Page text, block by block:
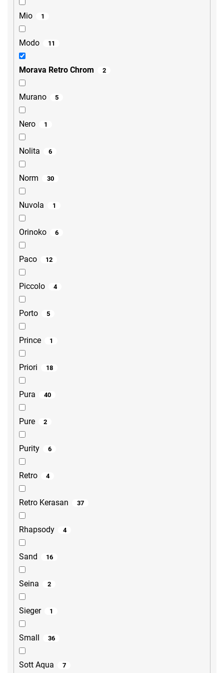
Mio 1
Modo 11
Morava Retro Chrom 2
Murano 5
Nero 1
Nolita 6
Norm 30
Nuvola 1
Orinoko 6
Paco 12
Piccolo 4
Porto 5
Prince 1
Priori 18
Pura 40
Pure 2
Purity 6
Retro 4
Retro Kerasan 37
Rhapsody 4
Sand 16
Seina 2
Sieger 1
Small 36
Sott Aqua 7